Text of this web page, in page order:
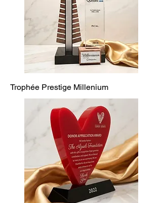
Trophée Prestige Millenium